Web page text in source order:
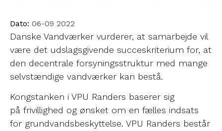
Dato: 06-09 2022
Danske Vandværker vurderer, at samarbejde vil
være det udslagsgivende succeskriterium for, at
den decentrale forsyningsstruktur med mange
selvstændige vandværker kan bestå.
Kongstanken i VPU Randers baserer sig
på frivillighed og ønsket om en fælles indsats
for grundvandsbeskyttelse. VPU Randers består